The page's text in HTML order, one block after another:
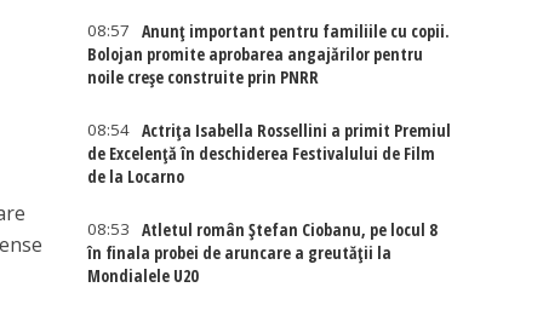
08:57
Anunț important pentru familiile cu copii.
Bolojan promite aprobarea angajărilor pentru
noile creșe construite prin PNRR
08:54 Actriţa Isabella Rossellini a primit Premiul
de Excelenţă în deschiderea Festivalului de Film
de la Locarno
08:53
Atletul român Ștefan Ciobanu, pe locul 8
în finala probei de aruncare a greutății la
Mondialele U20